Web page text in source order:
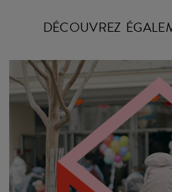
DÉCOUVREZ